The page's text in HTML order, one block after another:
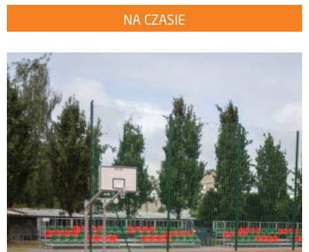
NA CZASIE